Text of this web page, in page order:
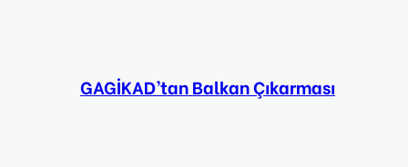
GAGİKAD’tan Balkan Çıkarması